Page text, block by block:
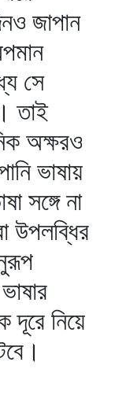
জাপান
সে
তাই
অক্ষরও
ভাষায়
সঙ্গে না
উপলব্ধির
নিয়ে